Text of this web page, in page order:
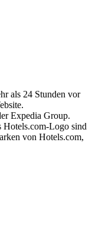
als 24 Stunden vor
Expedia Group.
Hotels.com-Logo sind
von Hotels.com,